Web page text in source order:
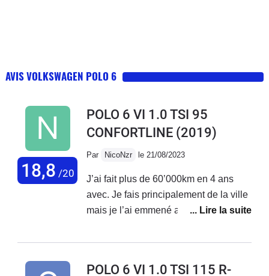
AVIS VOLKSWAGEN POLO 6
18,8 /20
POLO 6 VI 1.0 TSI 95
CONFORTLINE (2019)
Par NicoNzr le 21/08/2023
J’ai fait plus de 60’000km en 4 ans
avec. Je fais principalement de la ville
mais je l’ai emmené avec moi du Nord
Annecy, Lyon, les Pyrénées en faisant
toujours bien passé.Les seuls frais
POLO 6 VI 1.0 TSI 115 R-